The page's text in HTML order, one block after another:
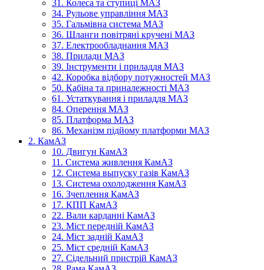
31. Колеса та ступиці МАЗ
34. Рульове управління МАЗ
35. Гальмівна система МАЗ
36. Шланги повітряні кручені МАЗ
37. Електрообладнання МАЗ
38. Прилади МАЗ
39. Інструменти і приладдя МАЗ
42. Коробка відбору потужностей МАЗ
50. Кабіна та приналежності МАЗ
61. Устаткування і приладдя МАЗ
84. Оперення МАЗ
85. Платформа МАЗ
86. Механізм підйому платформи МАЗ
2. КамАЗ
10. Двигун КамАЗ
11. Система живлення КамАЗ
12. Система выпуску газів КамАЗ
13. Система охолодження КамАЗ
16. Зчеплення КамАЗ
17. КПП КамАЗ
22. Вали карданні КамАЗ
23. Міст передній КамАЗ
24. Міст задній КамАЗ
25. Міст средній КамАЗ
27. Сідельний пристрій КамАЗ